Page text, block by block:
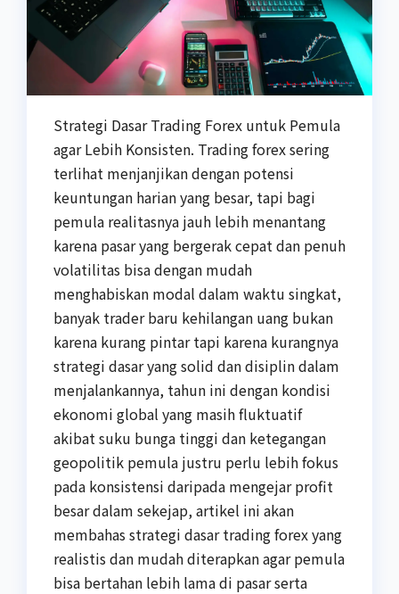
Strategi Dasar Trading Forex untuk Pemula
agar Lebih Konsisten. Trading forex sering
terlihat menjanjikan dengan potensi
keuntungan harian yang besar, tapi bagi
pemula realitasnya jauh lebih menantang
karena pasar yang bergerak cepat dan penuh
volatilitas bisa dengan mudah
menghabiskan modal dalam waktu singkat,
banyak trader baru kehilangan uang bukan
karena kurang pintar tapi karena kurangnya
strategi dasar yang solid dan disiplin dalam
menjalankannya, tahun ini dengan kondisi
ekonomi global yang masih fluktuatif
akibat suku bunga tinggi dan ketegangan
geopolitik pemula justru perlu lebih fokus
pada konsistensi daripada mengejar profit
besar dalam sekejap, artikel ini akan
membahas strategi dasar trading forex yang
realistis dan mudah diterapkan agar pemula
bisa bertahan lebih lama di pasar serta